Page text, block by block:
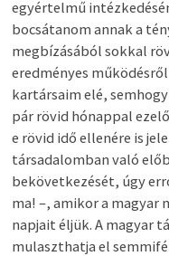
egyértelmű
bocsátanom annak a
megbízásából sokkal
eredményes
kartársaim elé,
pár rövid hónappal
e rövid idő ellenére is
társadalomban való
bekövetkezését, úgy
ma! –, amikor a magyar
napjait éljük. A magyar
mulaszthatja el